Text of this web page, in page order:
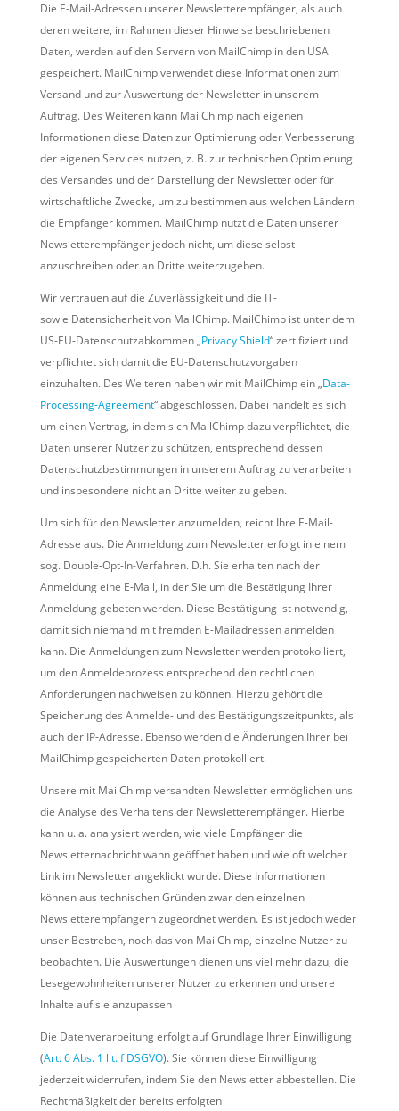
Die E-Mail-Adressen unserer Newsletterempfänger, als auch
deren weitere, im Rahmen dieser Hinweise beschriebenen
Daten, werden auf den Servern von MailChimp in den USA
gespeichert. MailChimp verwendet diese Informationen zum
Versand und zur Auswertung der Newsletter in unserem
Auftrag. Des Weiteren kann MailChimp nach eigenen
Informationen diese Daten zur Optimierung oder Verbesserung
der eigenen Services nutzen, z. B. zur technischen Optimierung
des Versandes und der Darstellung der Newsletter oder für
wirtschaftliche Zwecke, um zu bestimmen aus welchen Ländern
die Empfänger kommen. MailChimp nutzt die Daten unserer
Newsletterempfänger jedoch nicht, um diese selbst
anzuschreiben oder an Dritte weiterzugeben.
Wir vertrauen auf die Zuverlässigkeit und die IT-
sowie Datensicherheit von MailChimp. MailChimp ist unter dem
US-EU-Datenschutzabkommen „Privacy Shield“ zertifiziert und
verpflichtet sich damit die EU-Datenschutzvorgaben
einzuhalten. Des Weiteren haben wir mit MailChimp ein „Data-
Processing-Agreement“ abgeschlossen. Dabei handelt es sich
um einen Vertrag, in dem sich MailChimp dazu verpflichtet, die
Daten unserer Nutzer zu schützen, entsprechend dessen
Datenschutzbestimmungen in unserem Auftrag zu verarbeiten
und insbesondere nicht an Dritte weiter zu geben.
Um sich für den Newsletter anzumelden, reicht Ihre E-Mail-
Adresse aus. Die Anmeldung zum Newsletter erfolgt in einem
sog. Double-Opt-In-Verfahren. D.h. Sie erhalten nach der
Anmeldung eine E-Mail, in der Sie um die Bestätigung Ihrer
Anmeldung gebeten werden. Diese Bestätigung ist notwendig,
damit sich niemand mit fremden E-Mailadressen anmelden
kann. Die Anmeldungen zum Newsletter werden protokolliert,
um den Anmeldeprozess entsprechend den rechtlichen
Anforderungen nachweisen zu können. Hierzu gehört die
Speicherung des Anmelde- und des Bestätigungszeitpunkts, als
auch der IP-Adresse. Ebenso werden die Änderungen Ihrer bei
MailChimp gespeicherten Daten protokolliert.
Unsere mit MailChimp versandten Newsletter ermöglichen uns
die Analyse des Verhaltens der Newsletterempfänger. Hierbei
kann u. a. analysiert werden, wie viele Empfänger die
Newsletternachricht wann geöffnet haben und wie oft welcher
Link im Newsletter angeklickt wurde. Diese Informationen
können aus technischen Gründen zwar den einzelnen
Newsletterempfängern zugeordnet werden. Es ist jedoch weder
unser Bestreben, noch das von MailChimp, einzelne Nutzer zu
beobachten. Die Auswertungen dienen uns viel mehr dazu, die
Lesegewohnheiten unserer Nutzer zu erkennen und unsere
Inhalte auf sie anzupassen
Die Datenverarbeitung erfolgt auf Grundlage Ihrer Einwilligung
(Art. 6 Abs. 1 lit. f DSGVO). Sie können diese Einwilligung
jederzeit widerrufen, indem Sie den Newsletter abbestellen. Die
Rechtmäßigkeit der bereits erfolgten